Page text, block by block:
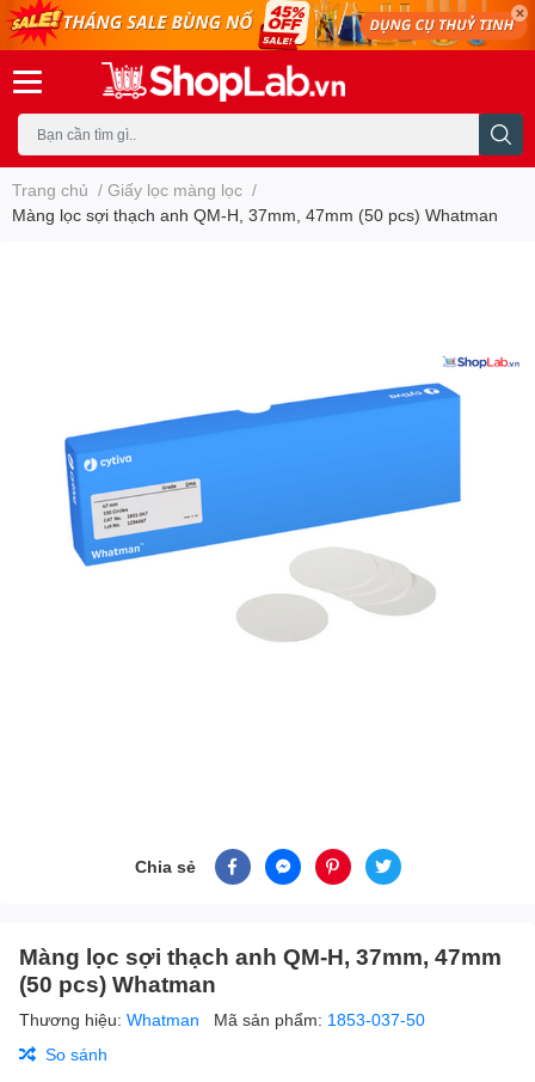
Trang chủ / Giấy lọc màng lọc /
Màng lọc sợi thạch anh QM-H, 37mm, 47mm (50 pcs) Whatman
Chia sẻ
Màng lọc sợi thạch anh QM-H, 37mm, 47mm
(50 pcs) Whatman
Thương hiệu: Whatman Mã sản phẩm: 1853-037-50
So sánh